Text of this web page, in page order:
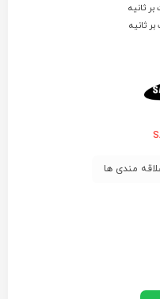
مندی ها